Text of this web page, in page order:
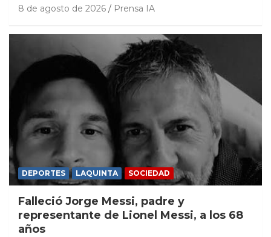
8 de agosto de 2026 Prensa IA
DEPORTES LAQUINTA SOCIEDAD
Falleció Jorge Messi, padre y
representante de Lionel Messi, a los 68
años